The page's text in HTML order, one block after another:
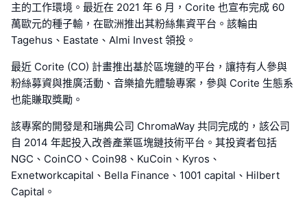
主的工作環境。最近在 2021 年 6 月，Corite 也宣布完成 60
萬歐元的種子輸，在歐洲推出其粉絲集資平台。該輪由
Tagehus、Eastate、Almi Invest 領投。
最近 Corite (CO) 計畫推出基於區塊鏈的平台，讓持有人參與
粉絲募資與推廣活動、音樂搶先體驗專案，參與 Corite 生態系
也能賺取獎勵。
該專案的開發是和瑞典公司 ChromaWay 共同完成的，該公司
自 2014 年起投入改善產業區塊鏈技術平台。其投資者包括
NGC、CoinCO、Coin98、KuCoin、Kyros、
Exnetworkcapital、Bella Finance、1001 capital、Hilbert
Capital。